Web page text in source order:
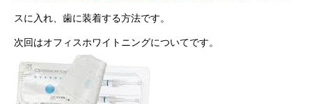
スに入れ、歯に装着する方法です。
次回はオフィスホワイトニングについてです。